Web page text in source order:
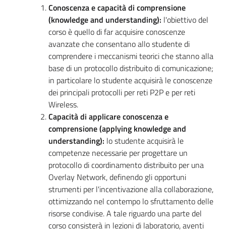
Conoscenza e capacità di comprensione
(knowledge and understanding): l'obiettivo del
corso è quello di far acquisire conoscenze
avanzate che consentano allo studente di
comprendere i meccanismi teorici che stanno alla
base di un protocollo distribuito di comunicazione;
in particolare lo studente acquisirà le conoscenze
dei principali protocolli per reti P2P e per reti
Wireless.
Capacità di applicare conoscenza e
comprensione (applying knowledge and
understanding): lo studente acquisirà le
competenze necessarie per progettare un
protocollo di coordinamento distribuito per una
Overlay Network, definendo gli opportuni
strumenti per l'incentivazione alla collaborazione,
ottimizzando nel contempo lo sfruttamento delle
risorse condivise. A tale riguardo una parte del
corso consisterà in lezioni di laboratorio, aventi